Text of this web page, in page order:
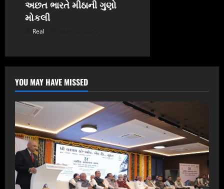
અછત ભારતે મીઠાની ગુણો
મોકલી
Real
YOU MAY HAVE MISSED